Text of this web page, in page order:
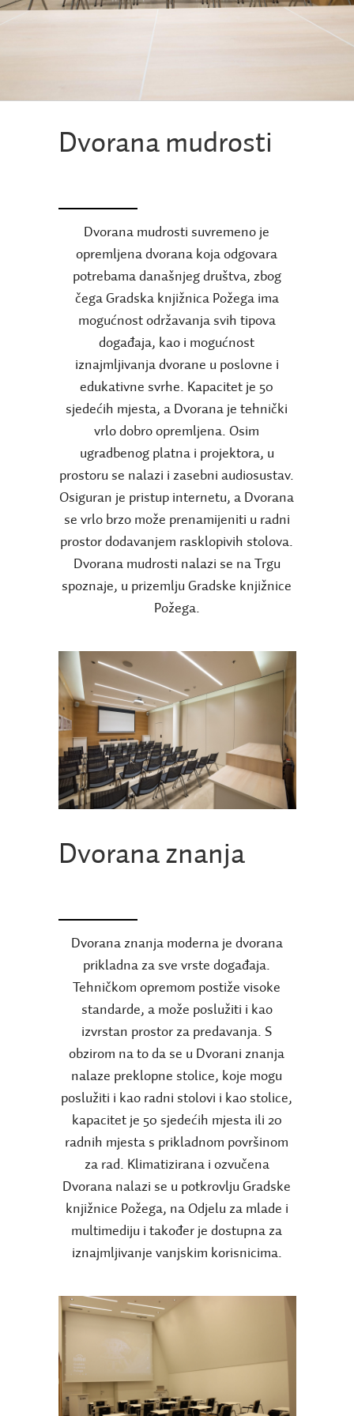
Dvorana mudrosti
Dvorana mudrosti suvremeno je
opremljena dvorana koja odgovara
potrebama današnjeg društva, zbog
čega Gradska knjižnica Požega ima
mogućnost održavanja svih tipova
događaja, kao i mogućnost
iznajmljivanja dvorane u poslovne i
edukativne svrhe. Kapacitet je 50
sjedećih mjesta, a Dvorana je tehnički
vrlo dobro opremljena. Osim
ugradbenog platna i projektora, u
prostoru se nalazi i zasebni audiosustav.
Osiguran je pristup internetu, a Dvorana
se vrlo brzo može prenamijeniti u radni
prostor dodavanjem rasklopivih stolova.
Dvorana mudrosti nalazi se na Trgu
spoznaje, u prizemlju Gradske knjižnice
Požega.
Dvorana znanja
Dvorana znanja moderna je dvorana
prikladna za sve vrste događaja.
Tehničkom opremom postiže visoke
standarde, a može poslužiti i kao
izvrstan prostor za predavanja. S
obzirom na to da se u Dvorani znanja
nalaze preklopne stolice, koje mogu
poslužiti i kao radni stolovi i kao stolice,
kapacitet je 50 sjedećih mjesta ili 20
radnih mjesta s prikladnom površinom
za rad. Klimatizirana i ozvučena
Dvorana nalazi se u potkrovlju Gradske
knjižnice Požega, na Odjelu za mlade i
multimediju i također je dostupna za
iznajmljivanje vanjskim korisnicima.